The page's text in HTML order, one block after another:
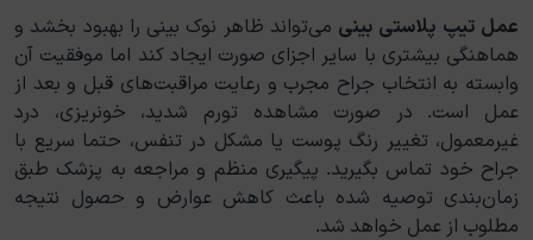
عمل تیپ پلاستی بینی می‌تواند ظاهر نوک بینی را بهبود بخشد و
هماهنگی بیشتری با سایر اجزای صورت ایجاد کند اما موفقیت آن
وابسته به انتخاب جراح مجرب و رعایت مراقبت‌های قبل و بعد از
عمل است. در صورت مشاهده تورم شدید، خونریزی، درد
غیرمعمول، تغییر رنگ پوست یا مشکل در تنفس، حتما سریع با
جراح خود تماس بگیرید. پیگیری منظم و مراجعه به پزشک طبق
زمان‌بندی توصیه شده باعث کاهش عوارض و حصول نتیجه
مطلوب از عمل خواهد شد.